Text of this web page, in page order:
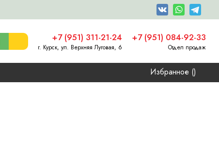
+7 (951) 311-21-24
г. Курск, ул. Верхняя Луговая, 6
+7 (951) 084-92-33
Отдел продаж
Избранное ()